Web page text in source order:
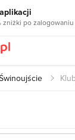
zniżki po zalogowaniu